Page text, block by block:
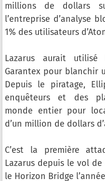
millions de dollars
l’entreprise d’analyse
1% des utilisateurs
Lazarus aurait utilisé
Garantex pour blanchir
Depuis le piratage,
enquêteurs et des
monde entier pour
d’un million de dollars
C’est la première
Lazarus depuis le vol
le Horizon Bridge